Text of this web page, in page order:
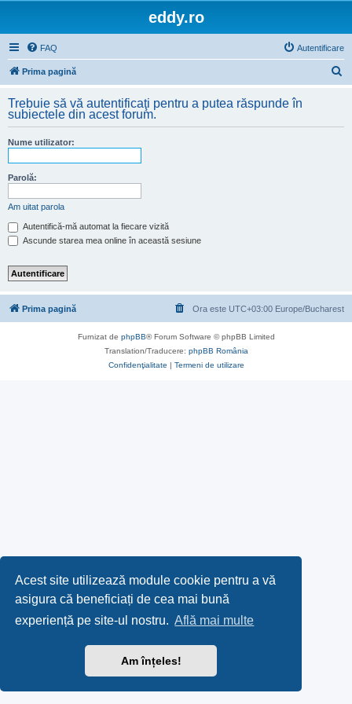
Acest site utilizează module cookie pentru a vă
asigura că beneficiați de cea mai bună
experiență pe site-ul nostru. Află mai multe
Am înțeles!
eddy.ro
FAQ Autentificare
Prima pagină
t
Trebuie să vă autentificaţi pentru a putea răspunde în
subiectele din acest forum.
Nume utilizator:
Parolă:
Am uitat parola
Autentifică-mă automat la fiecare vizită
Ascunde starea mea online în această sesiune
Prima pagină Ora este UTC+03:00 Europe/Bucharest
Furnizat de phpBB® Forum Software © phpBB Limited
Translation/Traducere: phpBB România
Confidenţialitate | Termeni de utilizare